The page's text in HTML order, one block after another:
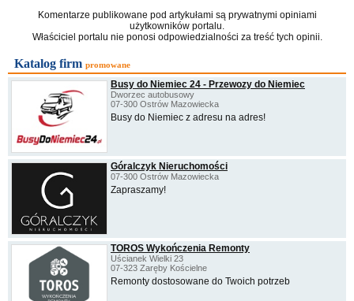
Komentarze publikowane pod artykułami są prywatnymi opiniami
użytkowników portalu.
Właściciel portalu nie ponosi odpowiedzialności za treść tych opinii.
Katalog firm promowane
Busy do Niemiec 24 - Przewozy do Niemiec
Dworzec autobusowy
07-300 Ostrów Mazowiecka
Busy do Niemiec z adresu na adres!
Góralczyk Nieruchomości
07-300 Ostrów Mazowiecka
Zapraszamy!
TOROS Wykończenia Remonty
Uścianek Wielki 23
07-323 Zaręby Kościelne
Remonty dostosowane do Twoich potrzeb